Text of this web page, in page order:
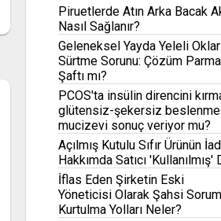
Piruetlerde Atın Arka Bacak
Nasıl Sağlanır?
Geleneksel Yayda Yeleli
Sürtme Sorunu: Çözüm
Şaftı mı?
PCOS'ta insülin direncini
glütensiz-şekersiz
mucizevi sonuç veriyor mu?
Açılmış Kutulu Sıfır Ürünün
Hakkımda Satıcı
İflas Eden Şirketin Eski
Yöneticisi Olarak Şahsi
Kurtulma Yolları Neler?